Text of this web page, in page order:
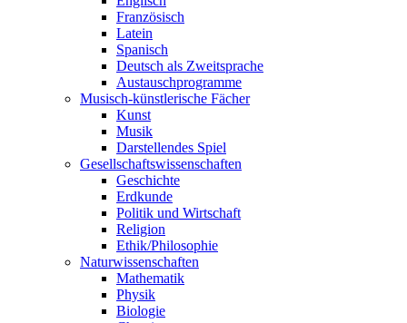
Französisch
Latein
Spanisch
Deutsch als Zweitsprache
Austauschprogramme
Musisch-künstlerische Fächer
Kunst
Musik
Darstellendes Spiel
Gesellschafts­wissenschaften
Geschichte
Erdkunde
Politik und Wirtschaft
Religion
Ethik/Philosophie
Naturwissen­schaften
Mathematik
Physik
Biologie